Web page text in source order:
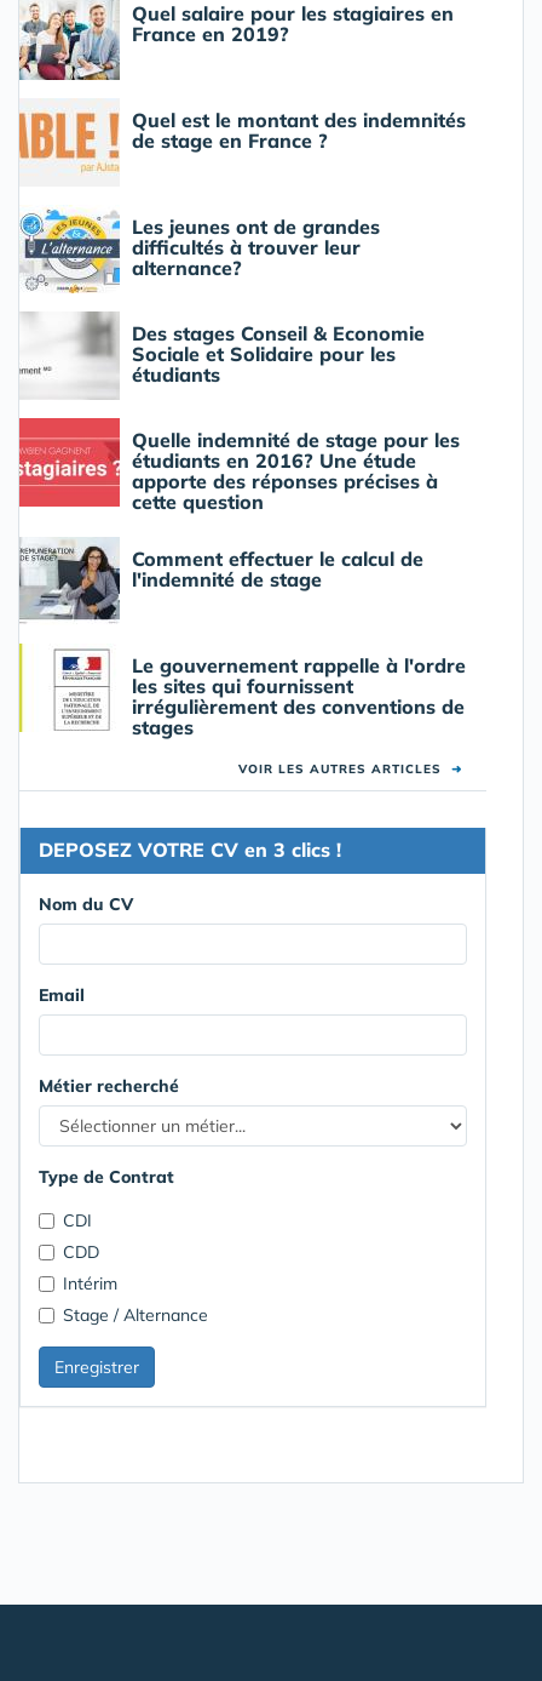
Quel salaire pour les stagiaires en
France en 2019?
Quel est le montant des indemnités
de stage en France ?
Les jeunes ont de grandes
difficultés à trouver leur
alternance?
Des stages Conseil & Economie
Sociale et Solidaire pour les
étudiants
Quelle indemnité de stage pour les
étudiants en 2016? Une étude
apporte des réponses précises à
cette question
Comment effectuer le calcul de
l'indemnité de stage
Le gouvernement rappelle à l'ordre
les sites qui fournissent
irrégulièrement des conventions de
stages
VOIR LES AUTRES ARTICLES ➜
DEPOSEZ VOTRE CV en 3 clics !
Nom du CV
Email
Métier recherché
Type de Contrat
CDI
CDD
Intérim
Stage / Alternance